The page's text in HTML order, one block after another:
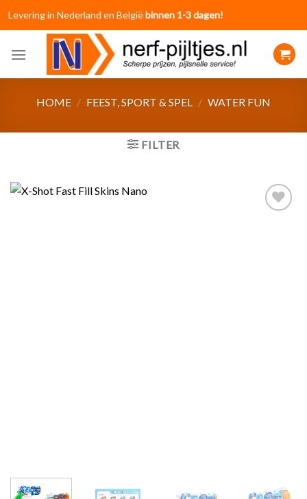
Levering in Nederland en Belgiëbinnen 1-3 dagen!
HOME / FEEST, SPORT & SPEL / WATER FUN
FILTER